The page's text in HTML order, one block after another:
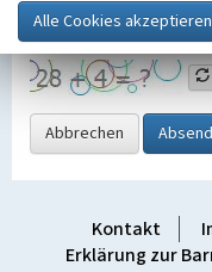
Sicherheitsabfrage
Grafik ein
Abbrechen
Kontakt
Erklärung zur